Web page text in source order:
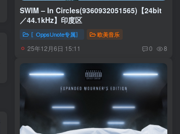
SWIM – In Circles(9360932051565)【24bit
／44.1kHz】印度区
〖OppsUnote专属〗 欧美音乐
25年12月6日 15:11 0 8